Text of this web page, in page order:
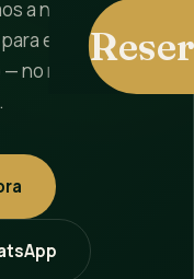
a nuestro
elegir día y
no necesitas